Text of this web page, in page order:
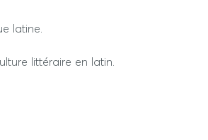
latine.
littéraire en latin.